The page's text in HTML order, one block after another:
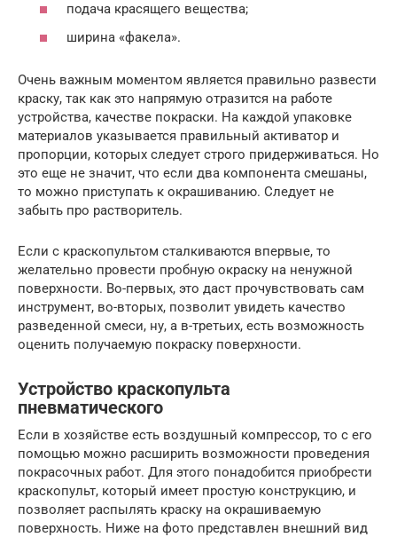
подача красящего вещества;
ширина «факела».
Очень важным моментом является правильно развести
краску, так как это напрямую отразится на работе
устройства, качестве покраски. На каждой упаковке
материалов указывается правильный активатор и
пропорции, которых следует строго придерживаться. Но
это еще не значит, что если два компонента смешаны,
то можно приступать к окрашиванию. Следует не
забыть про растворитель.
Если с краскопультом сталкиваются впервые, то
желательно провести пробную окраску на ненужной
поверхности. Во-первых, это даст прочувствовать сам
инструмент, во-вторых, позволит увидеть качество
разведенной смеси, ну, а в-третьих, есть возможность
оценить получаемую покраску поверхности.
Устройство краскопульта
пневматического
Если в хозяйстве есть воздушный компрессор, то с его
помощью можно расширить возможности проведения
покрасочных работ. Для этого понадобится приобрести
краскопульт, который имеет простую конструкцию, и
позволяет распылять краску на окрашиваемую
поверхность. Ниже на фото представлен внешний вид